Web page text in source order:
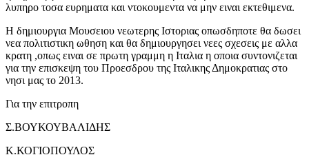
λυπηρο τοσα ευρηματα και ντοκουμεντα να μην ειναι εκτεθιμενα.
Η δημιουργια Μουσειου νεωτερης Ιστοριας οπωσδηποτε θα δωσει
νεα πολιτιστικη ωθηση και θα δημιουργησει νεες σχεσεις με αλλα
κρατη ,οπως ειναι σε πρωτη γραμμη η Ιταλια η οποια συντονιζεται
για την επισκεψη του Προεσδρου της Ιταλικης Δημοκρατιας στο
νησι μας το 2013.
Για την επιτροπη
Σ.ΒΟΥΚΟΥΒΑΛΙΔΗΣ
Κ.ΚΟΓΙΟΠΟΥΛΟΣ